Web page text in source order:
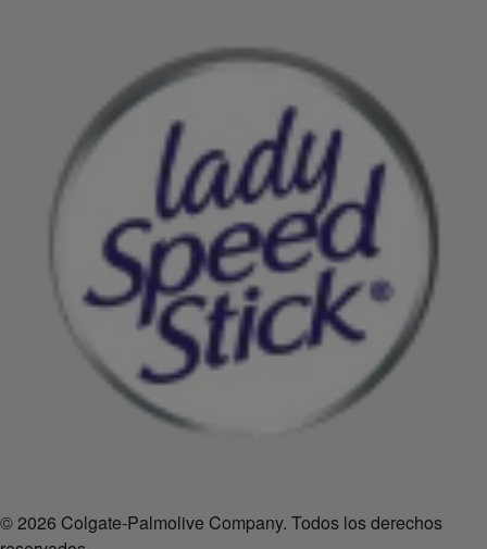
© 2026 Colgate-Palmolive Company. Todos los derechos